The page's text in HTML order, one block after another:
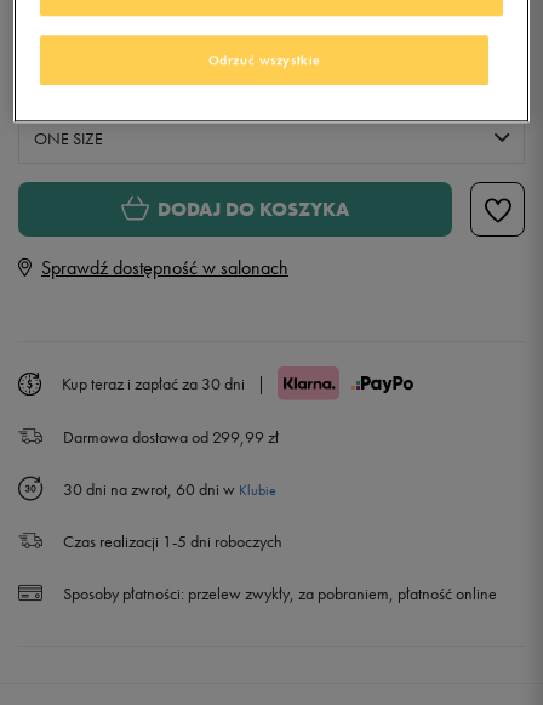
ONE SIZE
ONE SIZE DODAJ DO KOSZYKA
Sprawdź dostępność w salonach
Kup teraz i zapłać za 30 dni |
Darmowa dostawa od 299,99 zł
30 dni na zwrot, 60 dni w Klubie
Czas realizacji 1-5 dni roboczych
Sposoby płatności: przelew zwykły, za pobraniem, płatność online
Odrzuć wszystkie